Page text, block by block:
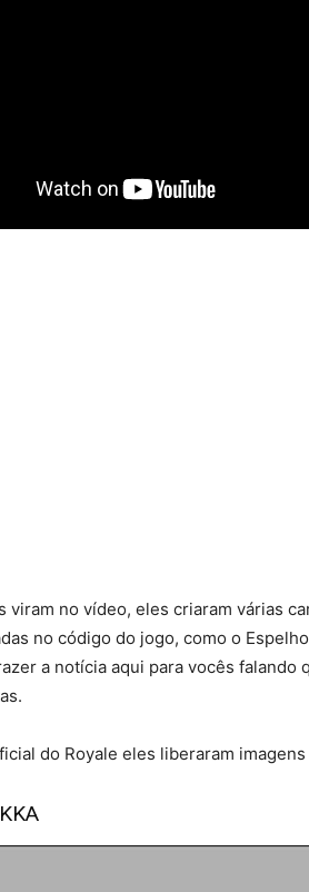
viram no vídeo, eles criaram várias
no código do jogo, como o
a notícia aqui para vocês
do Royale eles liberaram